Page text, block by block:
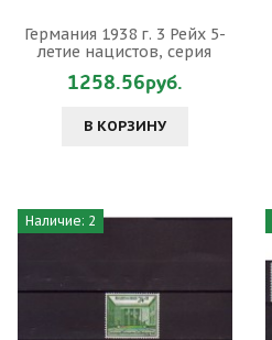
Германия 1938 г. 3 Рейх 5-
летие нацистов, серия
1258.56руб.
В КОРЗИНУ
Наличие: 2